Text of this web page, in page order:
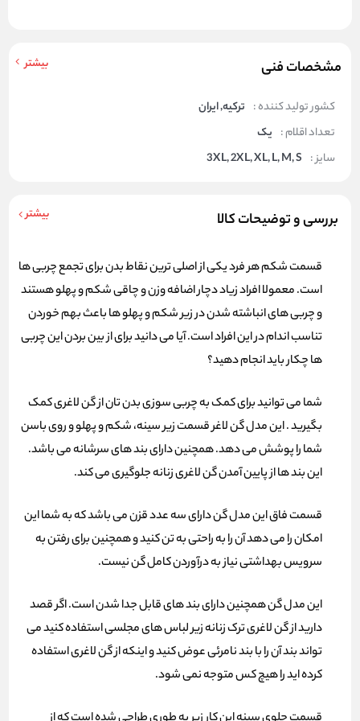
مشخصات فنی بیشتر
کشور تولید کننده : ترکیه, ایران
تعداد اقلام : یک
سایز : 3XL, 2XL, XL, L, M, S
بررسی و توضیحات کالا بیشتر
قسمت شکم هر فرد یکی از اصلی ترین نقاط بدن برای تجمع چربی ها
است. معمولا افراد زیاد دچار اضافه وزن و چاقی شکم و پهلو هستند
و چربی های انباشته شدن در زیر شکم و پهلو ها باعث بهم خوردن
تناسب اندام در این افراد است. آیا می دانید برای از بین بردن این چربی
ها چکار باید انجام دهید؟
شما می توانید برای کمک به چربی سوزی بدن تان از گن لاغری کمک
بگیرید . این مدل گن لاغر قسمت زیر سینه، شکم و پهلو و روی باسن
شما را پوشش می دهد. همچنین دارای بند های سرشانه می باشد.
این بند ها از پایین آمدن گن لاغری زنانه جلوگیری می کند.
قسمت فاق این مدل گن دارای سه عدد قزن می باشد که به شما این
امکان را می دهد آن را به راحتی به تن کنید و همچنین برای رفتن به
سرویس بهداشتی نیاز به درآوردن کامل گن نیست.
این مدل گن همچنین دارای بند های قابل جدا شدن است. اگر قصد
دارید از گن لاغری ترک زنانه زیر لباس های مجلسی استفاده کنید می
تواند بند آن را با بند نامرئی عوض کنید و اینکه از گن لاغری استفاده
کرده اید را هیچ کس متوجه نمی شود.